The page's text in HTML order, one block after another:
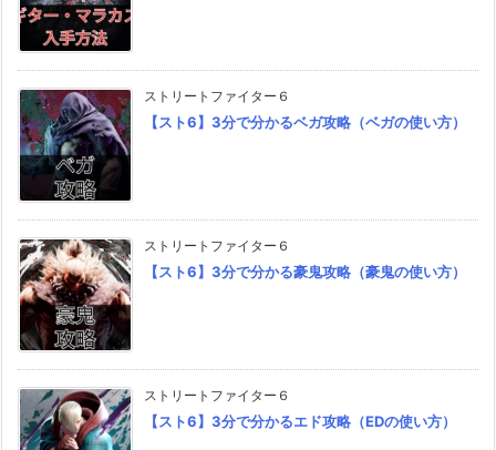
ストリートファイター６
【スト6】3分で分かるベガ攻略（ベガの使い方）
ストリートファイター６
【スト6】3分で分かる豪鬼攻略（豪鬼の使い方）
ストリートファイター６
【スト6】3分で分かるエド攻略（EDの使い方）